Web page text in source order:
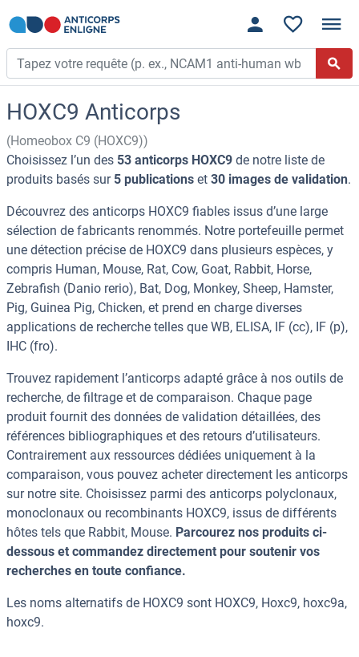
HOXC9 Anticorps
(Homeobox C9 (HOXC9))
Choisissez l’un des 53 anticorps HOXC9 de notre liste de
produits basés sur 5 publications et 30 images de validation.
Découvrez des anticorps HOXC9 fiables issus d’une large
sélection de fabricants renommés. Notre portefeuille permet
une détection précise de HOXC9 dans plusieurs espèces, y
compris Human, Mouse, Rat, Cow, Goat, Rabbit, Horse,
Zebrafish (Danio rerio), Bat, Dog, Monkey, Sheep, Hamster,
Pig, Guinea Pig, Chicken, et prend en charge diverses
applications de recherche telles que WB, ELISA, IF (cc), IF (p),
IHC (fro).
Trouvez rapidement l’anticorps adapté grâce à nos outils de
recherche, de filtrage et de comparaison. Chaque page
produit fournit des données de validation détaillées, des
références bibliographiques et des retours d’utilisateurs.
Contrairement aux ressources dédiées uniquement à la
comparaison, vous pouvez acheter directement les anticorps
sur notre site. Choisissez parmi des anticorps polyclonaux,
monoclonaux ou recombinants HOXC9, issus de différents
hôtes tels que Rabbit, Mouse. Parcourez nos produits ci-
dessous et commandez directement pour soutenir vos
recherches en toute confiance.
Les noms alternatifs de HOXC9 sont HOXC9, Hoxc9, hoxc9a,
hoxc9.